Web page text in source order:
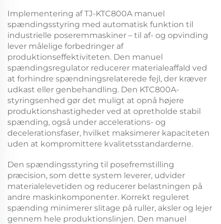
Implementering afTJ-KTC800A manuel
spændingsstyring med automatisk funktion til
industrielle poseremmaskiner – til af- og opvinding
lever målelige forbedringer af
produktionseffektiviteten. Den manuel
spændingsregulator reducerer materialeaffald ved
at forhindre spændningsrelaterede fejl, der kræver
udkast eller genbehandling. Den KTC800A-
styringsenhed gør det muligt at opnå højere
produktionshastigheder ved at opretholde stabil
spænding, også under accelerations- og
decelerationsfaser, hvilket maksimerer kapaciteten
uden at kompromittere kvalitetsstandarderne.
Den spændingsstyring til posefremstilling
præcision, som dette system leverer, udvider
materialelevetiden og reducerer belastningen på
andre maskinkomponenter. Korrekt reguleret
spænding minimerer slitage på ruller, aksler og lejer
gennem hele produktionslinjen. Den manuel